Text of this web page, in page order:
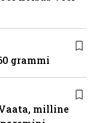
grammi
milline